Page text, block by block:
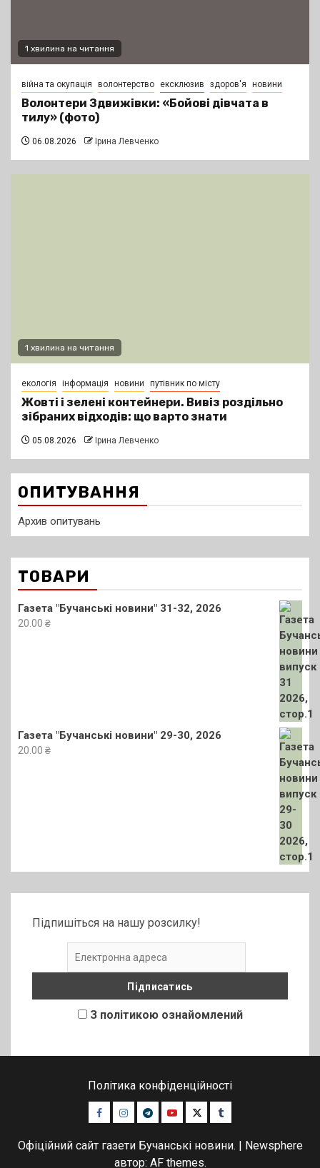
1 хвилина на читання
війна та окупація волонтерство ексклюзив здоров'я новини
Волонтери Здвижівки: «Бойові дівчата в
тилу» (фото)
06.08.2026 Ірина Левченко
1 хвилина на читання
екологія інформація новини путівник по місту
Жовті і зелені контейнери. Вивіз роздільно
зібраних відходів: що варто знати
05.08.2026 Ірина Левченко
ОПИТУВАННЯ
Архив опитувань
ТОВАРИ
Газета "Бучанські новини" 31-32, 2026
20.00 ₴
Газета "Бучанські новини" 29-30, 2026
20.00 ₴
Підпишіться на нашу розсилку!
З політикою ознайомлений
Політика конфіденційності
Facebook
Instagram
TelegramYoutubeTwitterTumblr
Офіційний сайт газети Бучанські новини.
Newsphere
автор: AF themes.